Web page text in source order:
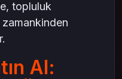
topluluk
Al: